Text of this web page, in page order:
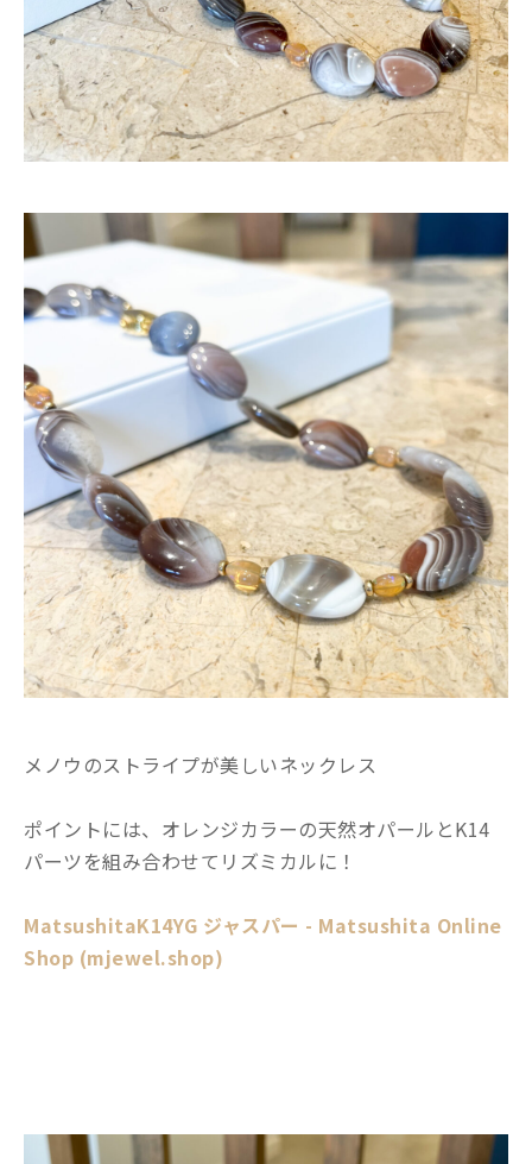
メノウのストライプが美しいネックレス
ポイントには、オレンジカラーの天然オパールとK14
パーツを組み合わせてリズミカルに！
MatsushitaK14YG ジャスパー - Matsushita Online
Shop (mjewel.shop)